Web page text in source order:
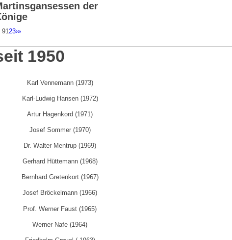
der
9123›»
1950
Karl Vennemann (1973)
Karl-Ludwig Hansen (1972)
Artur Hagenkord (1971)
Josef Sommer (1970)
Dr. Walter Mentrup (1969)
Gerhard Hüttemann (1968)
Bernhard Gretenkort (1967)
Josef Bröckelmann (1966)
Prof. Werner Faust (1965)
Werner Nafe (1964)